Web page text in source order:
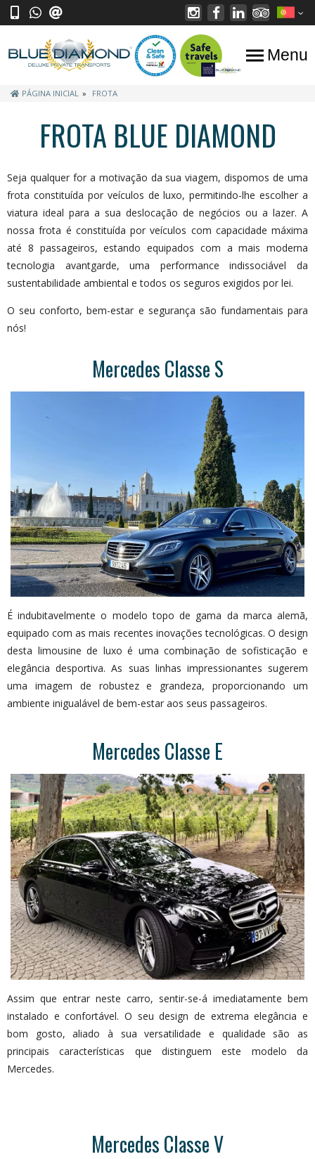
Menu
PÁGINA INICIAL FROTA
FROTA BLUE DIAMOND
Seja qualquer for a motivação da sua viagem, dispomos de uma
frota constituída por veículos de luxo, permitindo-lhe escolher a
viatura ideal para a sua deslocação de negócios ou a lazer. A
nossa frota é constituída por veículos com capacidade máxima
até 8 passageiros, estando equipados com a mais moderna
tecnologia avantgarde, uma performance indissociável da
sustentabilidade ambiental e todos os seguros exigidos por lei.
O seu conforto, bem-estar e segurança são fundamentais para
nós!
Mercedes Classe S
É indubitavelmente o modelo topo de gama da marca alemã,
equipado com as mais recentes inovações tecnológicas. O design
desta limousine de luxo é uma combinação de sofisticação e
elegância desportiva. As suas linhas impressionantes sugerem
uma imagem de robustez e grandeza, proporcionando um
ambiente inigualável de bem-estar aos seus passageiros.
Mercedes Classe E
Assim que entrar neste carro, sentir-se-á imediatamente bem
instalado e confortável. O seu design de extrema elegância e
bom gosto, aliado à sua versatilidade e qualidade são as
principais características que distinguem este modelo da
Mercedes.
Mercedes Classe V